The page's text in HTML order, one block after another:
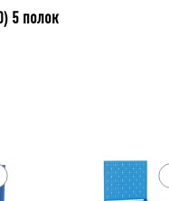
5 полок